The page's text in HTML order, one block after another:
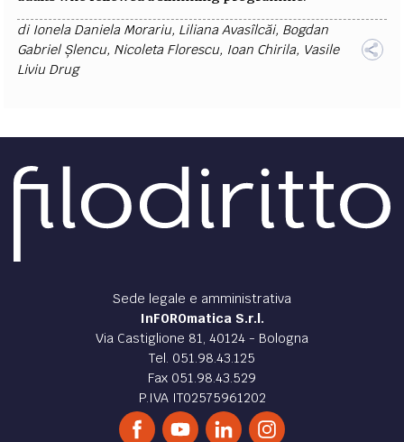
di Ionela Daniela Morariu, Liliana Avasîlcăi, Bogdan
Gabriel Șlencu, Nicoleta Florescu, Ioan Chirila, Vasile
Liviu Drug
Sede legale e amministrativa
InFOROmatica S.r.l.
Via Castiglione 81, 40124 - Bologna
Tel. 051.98.43.125
Fax 051.98.43.529
P.IVA IT02575961202